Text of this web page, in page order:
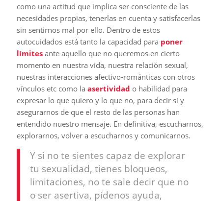
como una actitud que implica ser consciente de las
necesidades propias, tenerlas en cuenta y satisfacerlas
sin sentirnos mal por ello. Dentro de estos
autocuidados está tanto la capacidad para poner
límitesante aquello que no queremos en cierto
momento en nuestra vida, nuestra relación sexual,
nuestras interacciones afectivo-románticas con otros
vínculos etc como la asertividad o habilidad para
expresar lo que quiero y lo que no, para decir sí y
asegurarnos de que el resto de las personas han
entendido nuestro mensaje. En definitiva, escucharnos,
explorarnos, volver a escucharnos y comunicarnos.
Y si no te sientes capaz de explorar
tu sexualidad, tienes bloqueos,
limitaciones, no te sale decir que no
o ser asertiva, pídenos ayuda,